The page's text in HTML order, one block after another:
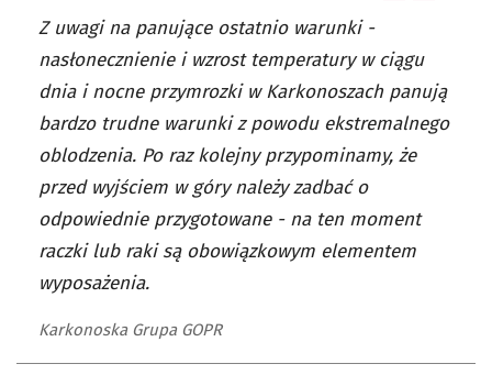
Z uwagi na panujące ostatnio warunki -
nasłonecznienie i wzrost temperatury w ciągu
dnia i nocne przymrozki w Karkonoszach panują
bardzo trudne warunki z powodu ekstremalnego
oblodzenia. Po raz kolejny przypominamy, że
przed wyjściem w góry należy zadbać o
odpowiednie przygotowane - na ten moment
raczki lub raki są obowiązkowym elementem
wyposażenia.
Karkonoska Grupa GOPR